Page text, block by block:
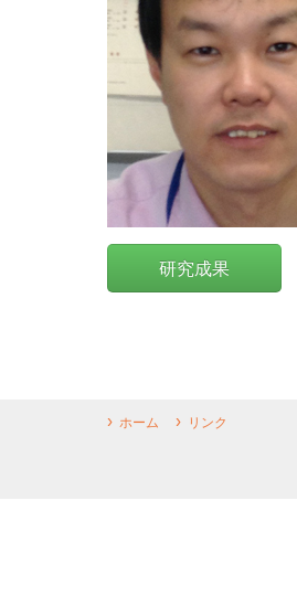
研究成果
ホーム リンク